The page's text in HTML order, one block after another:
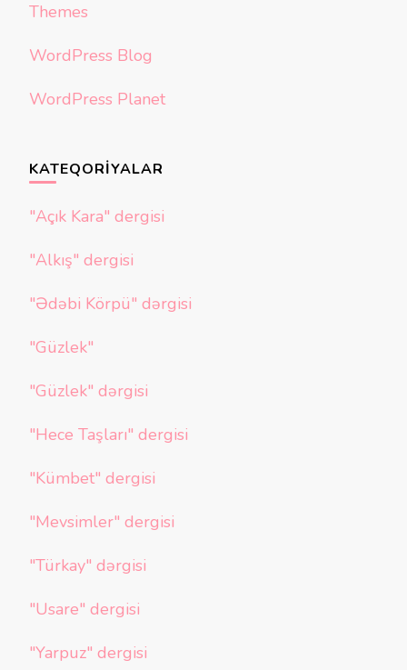
Themes
WordPress Blog
WordPress Planet
KATEQORIYALAR
"Açık Kara" dergisi
"Alkış" dergisi
"Ədəbi Körpü" dərgisi
"Güzlek"
"Güzlek" dərgisi
"Hece Taşları" dergisi
"Kümbet" dergisi
"Mevsimler" dergisi
"Türkay" dərgisi
"Usare" dergisi
"Yarpuz" dergisi